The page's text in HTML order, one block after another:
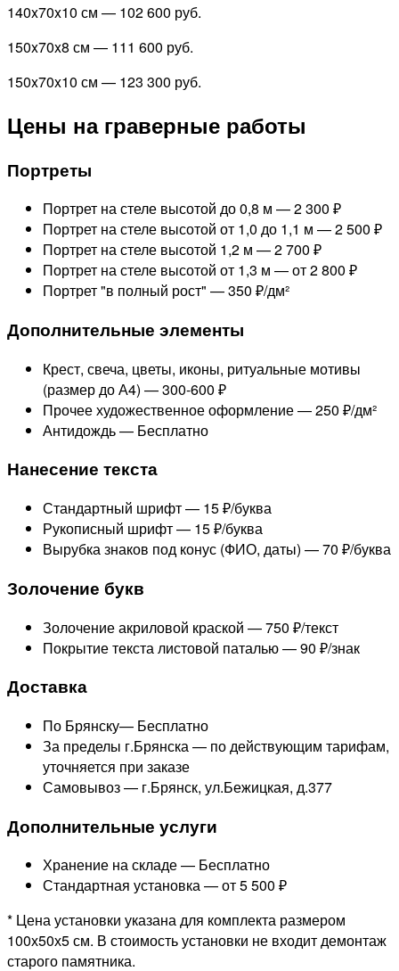
140x70x10 см — 102 600 руб.
150x70x8 см — 111 600 руб.
150x70x10 см — 123 300 руб.
Цены на граверные работы
Портреты
Портрет на стеле высотой до 0,8 м —2 300 ₽
Портрет на стеле высотой от 1,0 до 1,1 м —2 500 ₽
Портрет на стеле высотой 1,2 м —2 700 ₽
Портрет на стеле высотой от 1,3 м —от 2 800 ₽
Портрет "в полный рост" —350 ₽/дм²
Дополнительные элементы
Крест, свеча, цветы, иконы, ритуальные мотивы
(размер до А4) —300-600 ₽
Прочее художественное оформление —250 ₽/дм²
Антидождь — Бесплатно
Нанесение текста
Стандартный шрифт — 15 ₽/буква
Рукописный шрифт — 15 ₽/буква
Вырубка знаков под конус (ФИО, даты) —70 ₽/буква
Золочение букв
Золочение акриловой краской —750 ₽/текст
Покрытие текста листовой паталью —90 ₽/знак
Доставка
По Брянску— Бесплатно
За пределы г.Брянска — по действующим тарифам,
уточняется при заказе
Самовывоз — г.Брянск, ул.Бежицкая, д.377
Дополнительные услуги
Хранение на складе — Бесплатно
Стандартная установка —от 5 500 ₽
* Цена установки указана для комплекта размером
100х50х5 см. В стоимость установки не входит демонтаж
старого памятника.